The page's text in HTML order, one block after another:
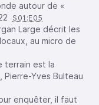
autour de «
S01:E05
Large décrit les
au micro de
terrain est la
Pierre-Yves Bulteau
enquêter, il faut